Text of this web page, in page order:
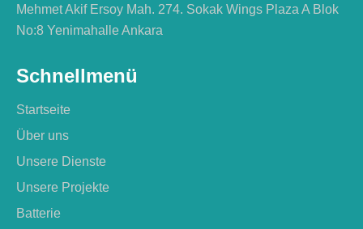
Mehmet Akif Ersoy Mah. 274. Sokak Wings Plaza A Blok
No:8 Yenimahalle Ankara
Schnellmenü
Startseite
Über uns
Unsere Dienste
Unsere Projekte
Batterie